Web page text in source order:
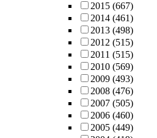
2015 (667)
2014 (461)
2013 (498)
2012 (515)
2011 (515)
2010 (569)
2009 (493)
2008 (476)
2007 (505)
2006 (460)
2005 (449)